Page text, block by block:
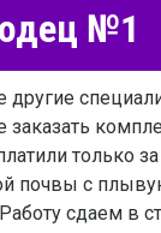
№1
другие
только
почвы с
сдаем в